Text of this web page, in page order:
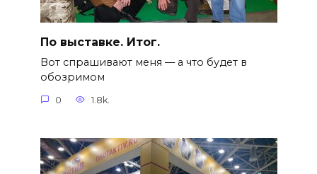
По выставке. Итог.
Вот спрашивают меня — а что будет в
обозримом
0 1.8k.